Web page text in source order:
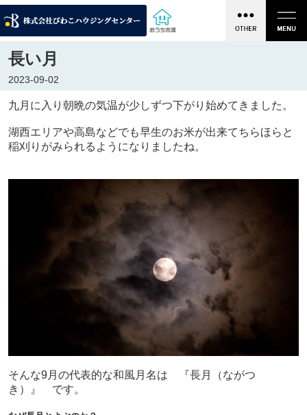
長い月
2023-09-02
九月に入り朝晩の気温が少しずつ下がり始めてきました。
湖西エリアや高島などでも早生のお米が出来てちらほらと
稲刈りがみられるようになりましたね。
そんな9月の代表的な和風月名は 『長月（ながつ
き）』 です。